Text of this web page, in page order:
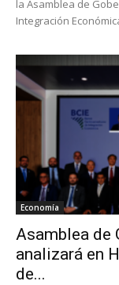
la Asamblea de
Integración
Economía
Asamblea de
analizará en
de...